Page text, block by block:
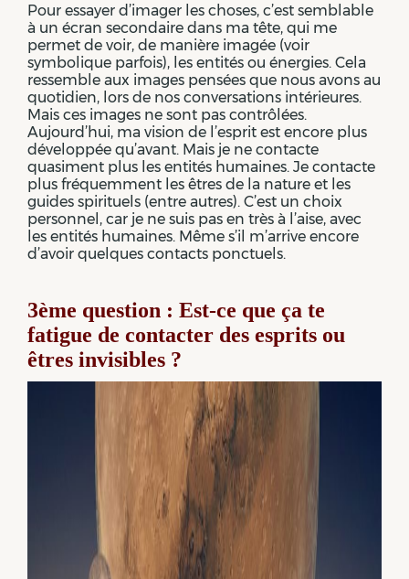
Pour essayer d’imager les choses, c’est semblable
à un écran secondaire dans ma tête, qui me
permet de voir, de manière imagée (voir
symbolique parfois), les entités ou énergies. Cela
ressemble aux images pensées que nous avons au
quotidien, lors de nos conversations intérieures.
Mais ces images ne sont pas contrôlées.
Aujourd’hui, ma vision de l’esprit est encore plus
développée qu’avant. Mais je ne contacte
quasiment plus les entités humaines. Je contacte
plus fréquemment les êtres de la nature et les
guides spirituels (entre autres). C’est un choix
personnel, car je ne suis pas en très à l’aise, avec
les entités humaines. Même s’il m’arrive encore
d’avoir quelques contacts ponctuels.
3ème question : Est-ce que ça te
fatigue de contacter des esprits ou
êtres invisibles ?